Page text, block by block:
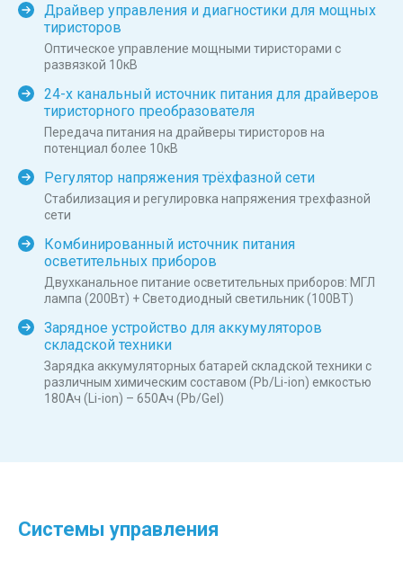
Драйвер управления и диагностики для мощных
тиристоров
Оптическое управление мощными тиристорами с
развязкой 10кВ
24-х канальный источник питания для драйверов
тиристорного преобразователя
Передача питания на драйверы тиристоров на
потенциал более 10кВ
Регулятор напряжения трёхфазной сети
Стабилизация и регулировка напряжения трехфазной
сети
Комбинированный источник питания
осветительных приборов
Двухканальное питание осветительных приборов: МГЛ
лампа (200Вт) + Светодиодный светильник (100ВТ)
Зарядное устройство для аккумуляторов
складской техники
Зарядка аккумуляторных батарей складской техники с
различным химическим составом (Pb/Li-ion) емкостью
180Ач (Li-ion) – 650Ач (Pb/Gel)
Системы управления